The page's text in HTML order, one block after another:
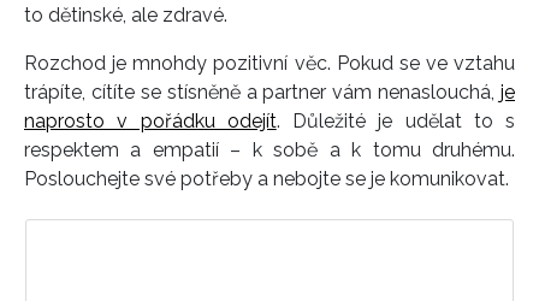
to dětinské, ale zdravé.
Rozchod je mnohdy pozitivní věc. Pokud se ve vztahu
trápíte, cítíte se stísněně a partner vám nenaslouchá, je
naprosto v pořádku odejít. Důležité je udělat to s
respektem a empatií – k sobě a k tomu druhému.
Poslouchejte své potřeby a nebojte se je komunikovat.